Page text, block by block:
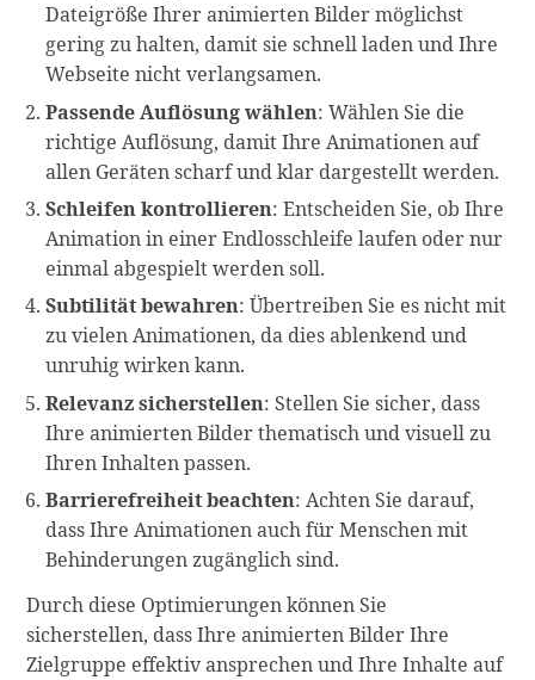
Dateigröße Ihrer animierten Bilder möglichst
gering zu halten, damit sie schnell laden und Ihre
Webseite nicht verlangsamen.
Passende Auflösung wählen: Wählen Sie die
richtige Auflösung, damit Ihre Animationen auf
allen Geräten scharf und klar dargestellt werden.
Schleifen kontrollieren: Entscheiden Sie, ob Ihre
Animation in einer Endlosschleife laufen oder nur
einmal abgespielt werden soll.
Subtilität bewahren: Übertreiben Sie es nicht mit
zu vielen Animationen, da dies ablenkend und
unruhig wirken kann.
Relevanz sicherstellen: Stellen Sie sicher, dass
Ihre animierten Bilder thematisch und visuell zu
Ihren Inhalten passen.
Barrierefreiheit beachten: Achten Sie darauf,
dass Ihre Animationen auch für Menschen mit
Behinderungen zugänglich sind.
Durch diese Optimierungen können Sie
sicherstellen, dass Ihre animierten Bilder Ihre
Zielgruppe effektiv ansprechen und Ihre Inhalte auf